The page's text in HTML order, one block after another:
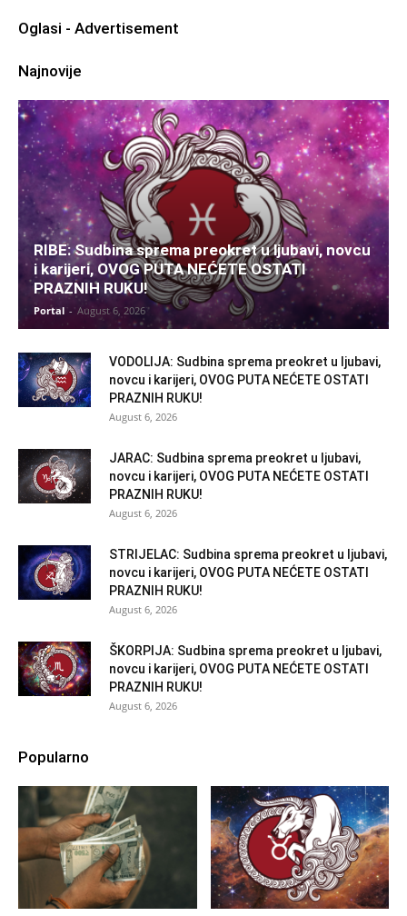
Oglasi - Advertisement
Najnovije
RIBE: Sudbina sprema preokret u ljubavi, novcu
i karijeri, OVOG PUTA NEĆETE OSTATI
PRAZNIH RUKU!
Portal - August 6, 2026
VODOLIJA: Sudbina sprema preokret u ljubavi,
novcu i karijeri, OVOG PUTA NEĆETE OSTATI
PRAZNIH RUKU!
August 6, 2026
JARAC: Sudbina sprema preokret u ljubavi,
novcu i karijeri, OVOG PUTA NEĆETE OSTATI
PRAZNIH RUKU!
August 6, 2026
STRIJELAC: Sudbina sprema preokret u ljubavi,
novcu i karijeri, OVOG PUTA NEĆETE OSTATI
PRAZNIH RUKU!
August 6, 2026
ŠKORPIJA: Sudbina sprema preokret u ljubavi,
novcu i karijeri, OVOG PUTA NEĆETE OSTATI
PRAZNIH RUKU!
August 6, 2026
Popularno